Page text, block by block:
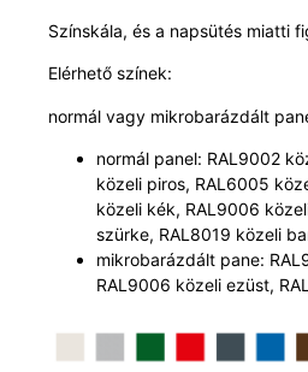
Színskála, és a napsütés miatti
Elérhető színek:
normál vagy mikrobarázdált
normál panel: RAL9002
közeli piros, RAL6005
közeli kék, RAL9006
szürke, RAL8019 közeli
mikrobarázdált pane:
RAL9006 közeli ezüst,